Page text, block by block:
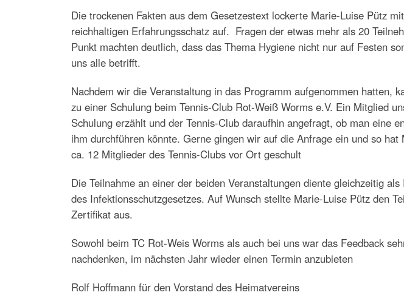
Die trockenen Fakten aus dem Gesetzestext lockerte Marie-Luise Pütz
reichhaltigen Erfahrungsschatz auf. Fragen der etwas mehr als 20
Punkt machten deutlich, dass das Thema Hygiene nicht nur auf Festen
uns alle betrifft.
Nachdem wir die Veranstaltung in das Programm aufgenommen hatten,
zu einer Schulung beim Tennis-Club Rot-Weiß Worms e.V. Ein Mitglied
Schulung erzählt und der Tennis-Club daraufhin angefragt, ob man eine
ihm durchführen könnte. Gerne gingen wir auf die Anfrage ein und so
ca. 12 Mitglieder des Tennis-Clubs vor Ort geschult
Die Teilnahme an einer der beiden Veranstaltungen diente gleichzeitig
des Infektionsschutzgesetzes. Auf Wunsch stellte Marie-Luise Pütz den
Zertifikat aus.
Sowohl beim TC Rot-Weis Worms als auch bei uns war das Feedback
nachdenken, im nächsten Jahr wieder einen Termin anzubieten
Rolf Hoffmann für den Vorstand des Heimatvereins